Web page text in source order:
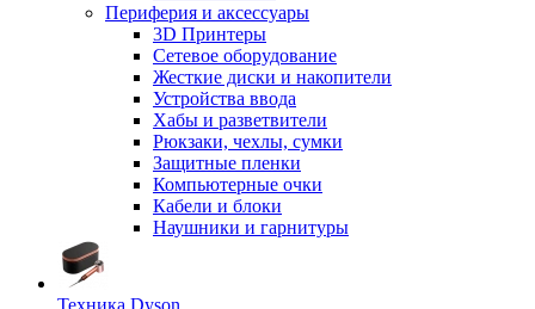
Периферия и аксессуары
3D Принтеры
Сетевое оборудование
Жесткие диски и накопители
Устройства ввода
Хабы и разветвители
Рюкзаки, чехлы, сумки
Защитные пленки
Компьютерные очки
Кабели и блоки
Наушники и гарнитуры
Техника Dyson